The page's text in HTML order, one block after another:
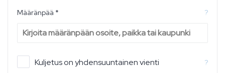
Määränpää * ?
Kuljetus on yhdensuuntainen vienti ?